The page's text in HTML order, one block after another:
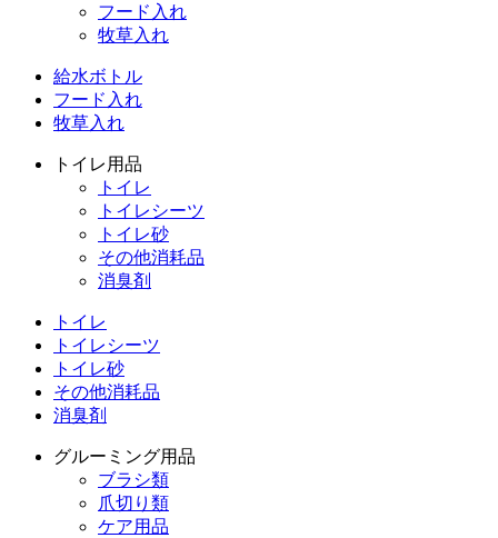
フード入れ
牧草入れ
給水ボトル
フード入れ
牧草入れ
トイレ用品
トイレ
トイレシーツ
トイレ砂
その他消耗品
消臭剤
トイレ
トイレシーツ
トイレ砂
その他消耗品
消臭剤
グルーミング用品
ブラシ類
爪切り類
ケア用品